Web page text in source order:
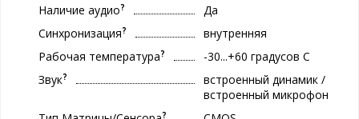
Наличие аудио?
Да
Синхронизация?
внутренняя
Рабочая температура?
-30...+60 градусов С
Звук?
встроенный динамик /
встроенный микрофон
?